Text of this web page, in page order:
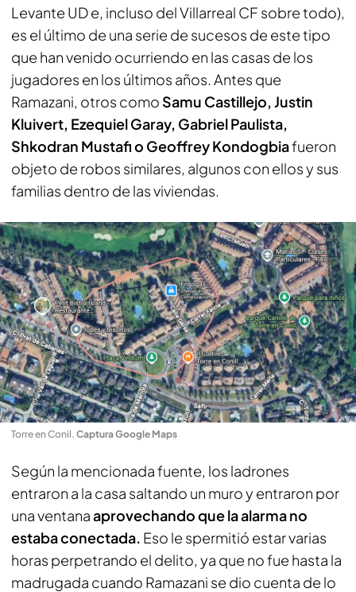
Levante UD e, incluso del Villarreal CF sobre todo),
es el último de una serie de sucesos de este tipo
que han venido ocurriendo en las casas de los
jugadores en los últimos años. Antes que
Ramazani, otros como Samu Castillejo, Justin
Kluivert, Ezequiel Garay, Gabriel Paulista,
Shkodran Mustafi o Geoffrey Kondogbiafueron
objeto de robos similares, algunos con ellos y sus
familias dentro de las viviendas.
Torre en Conil. Captura Google Maps
Según la mencionada fuente, los ladrones
entraron a la casa saltando un muro y entraron por
una ventanaaprovechando que la alarma no
estaba conectada. Eso le spermitió estar varias
horas perpetrando el delito, ya que no fue hasta la
madrugada cuando Ramazani se dio cuenta de lo